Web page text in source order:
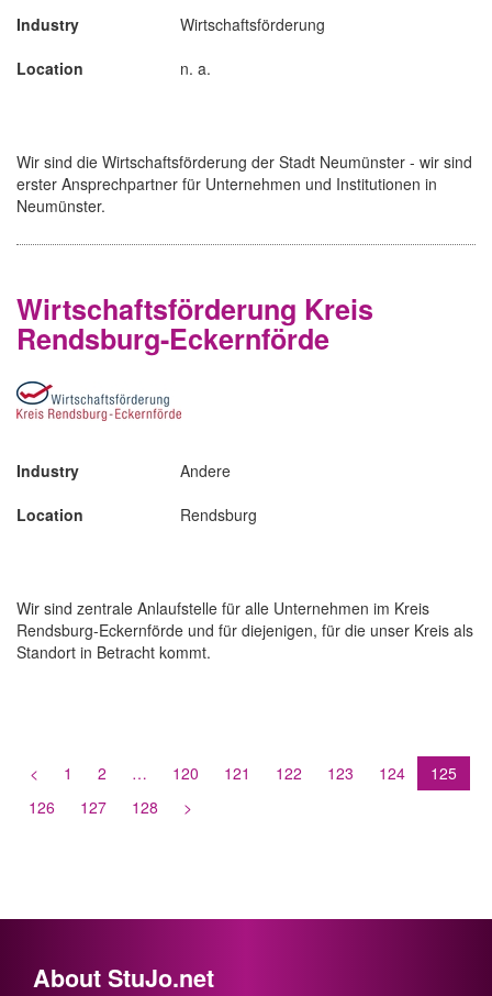
Industry
Wirtschaftsförderung
Location
n. a.
Wir sind die Wirtschaftsförderung der Stadt Neumünster - wir sind
erster Ansprechpartner für Unternehmen und Institutionen in
Neumünster.
Wirtschaftsförderung Kreis
Rendsburg-Eckernförde
Industry
Andere
Location
Rendsburg
Wir sind zentrale Anlaufstelle für alle Unternehmen im Kreis
Rendsburg-Eckernförde und für diejenigen, für die unser Kreis als
Standort in Betracht kommt.
< 1 2 … 120 121 122 123 124
125
126
127 128 >
About StuJo.net